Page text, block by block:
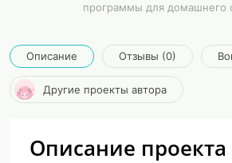
программы для домашнего
Описание Отзывы (0)
Другие проекты автора
Описание проекта